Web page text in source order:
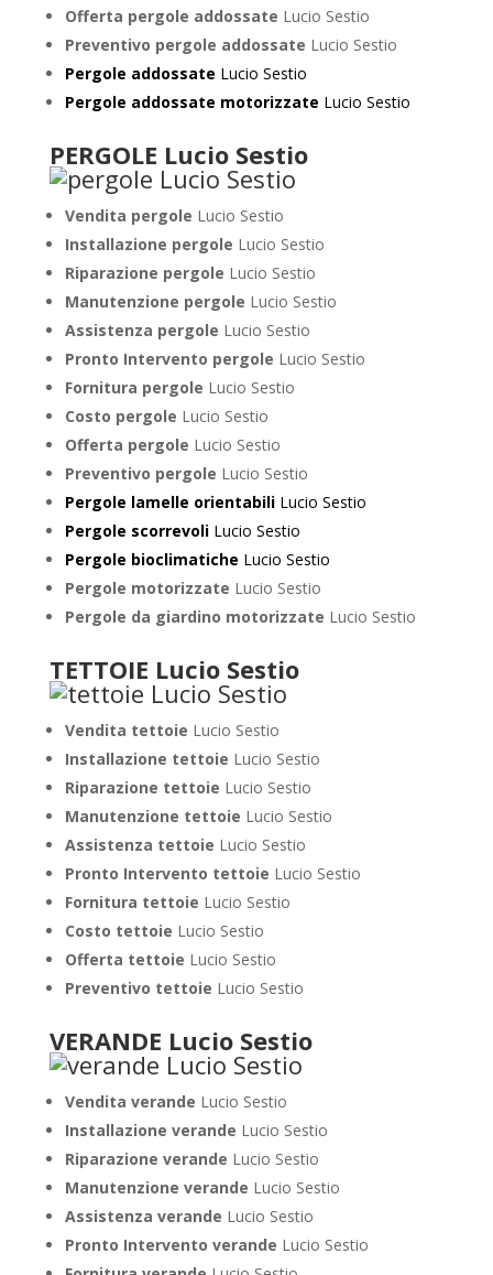
Offerta pergole addossate Lucio Sestio
Preventivo pergole addossate Lucio Sestio
Pergole addossate Lucio Sestio
Pergole addossate motorizzate Lucio Sestio
PERGOLE Lucio Sestio
Vendita pergole Lucio Sestio
Installazione pergole Lucio Sestio
Riparazione pergole Lucio Sestio
Manutenzione pergole Lucio Sestio
Assistenza pergole Lucio Sestio
Pronto Intervento pergole Lucio Sestio
Fornitura pergole Lucio Sestio
Costo pergole Lucio Sestio
Offerta pergole Lucio Sestio
Preventivo pergole Lucio Sestio
Pergole lamelle orientabiliLucio Sestio
Pergole scorrevoliLucio Sestio
Pergole bioclimatiche Lucio Sestio
Pergole motorizzate Lucio Sestio
Pergole da giardino motorizzate Lucio Sestio
TETTOIE Lucio Sestio
Vendita tettoie Lucio Sestio
Installazione tettoie Lucio Sestio
Riparazione tettoie Lucio Sestio
Manutenzione tettoie Lucio Sestio
Assistenza tettoie Lucio Sestio
Pronto Intervento tettoie Lucio Sestio
Fornitura tettoie Lucio Sestio
Costo tettoie Lucio Sestio
Offerta tettoie Lucio Sestio
Preventivo tettoie Lucio Sestio
VERANDE Lucio Sestio
Vendita verande Lucio Sestio
Installazione verande Lucio Sestio
Riparazione verande Lucio Sestio
Manutenzione verande Lucio Sestio
Assistenza verande Lucio Sestio
Pronto Intervento verande Lucio Sestio